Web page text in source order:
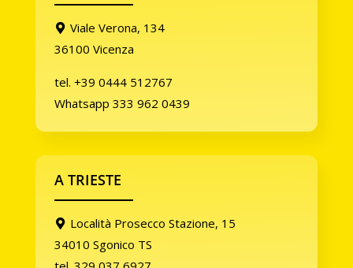
Viale Verona, 134
36100 Vicenza
tel. +39 0444 512767
Whatsapp 333 962 0439
A TRIESTE
Località Prosecco Stazione, 15
34010 Sgonico TS